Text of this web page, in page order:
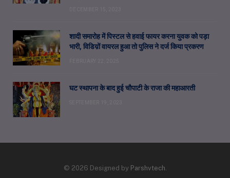
शादी समारोह में पिस्टल से हवाई फायर करना युवक को पड़ा
भारी, विडिय़ों वायरल हुआ तो पुलिस ने दर्ज किया प्रकरण
घट स्थापना के बाद हुई चौपाटी के राजा की महाआरती
© 2026 Designed by Parshvtech.